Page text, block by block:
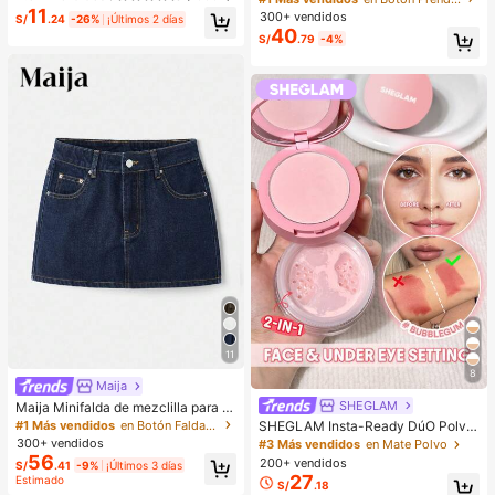
ostizas 3D de visón sintético, Maqu
illaje, Extensiones de pestañas, Pes
tañas cortas, Pestañas ligeras DIY,
DIY en casa, Uso diario
¡Casi agotado!
S/11.24 -26% ¡Últimos 2 días
11
Maija
Maija Minifalda de mezclilla para m
ujer estilo Y2K, concierto, regreso a
la escuela
#1 Más vendidos
en Botón Faldas de mezclilla para mujer
300+ vendidos
S/56.41 -9% ¡Últimos 3 días
Estimado
ero negro, cómodo, estilo streetwea
r, rave, hippie, athleisure y Y2K para
mujer, otoño
300+ vendidos
S/40.79 -4%
8
SHEGLAM
SHEGLAM Insta-Ready DúO Polvo
Fijador Rostro & Ojeras-Bubblegum
Marca De Belleza CosméTica Maq
uillaje Para Mujeres Y NiñAs
#3 Más vendidos en Mate Polvo
200+ vendidos
S/27.18